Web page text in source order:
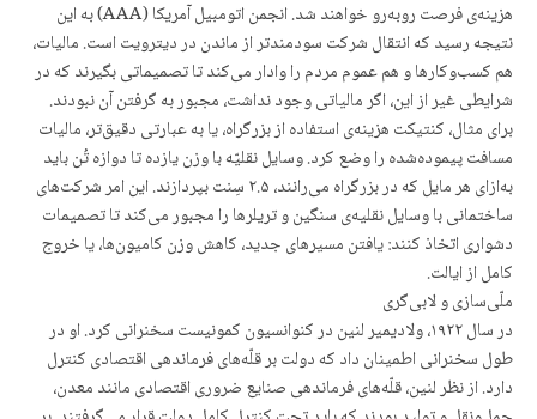
هزینه‌ی فرصت روبه‌رو خواهند شد. انجمن اتومبیل آمریکا (AAA) به این
نتیجه رسید که انتقال شرکت سودمندتر از ماندن در دیترویت است. مالیات،
هم کسب‌وکارها و هم عموم مردم را وادار می‌کند تا تصمیماتی بگیرند که در
شرایطی غیر از این، اگر مالیاتی وجود نداشت، مجبور به گرفتن آن نبودند.
برای مثال، کنتیکت هزینه‌ی استفاده از بزرگراه، یا به عبارتی دقیق‌تر، مالیات
مسافت پیموده‌شده را وضع کرد. وسایل نقلیّه با وزن یازده تا دوازه تُن باید
به‌ازای هر مایل که در بزرگراه می‌رانند، ۲.۵ سِنت بپردازند. این امر شرکت‌های
ساختمانی با وسایل نقلیه‌ی سنگین و تریلرها را مجبور می‌کند تا تصمیمات
دشواری اتخاذ کنند: یافتن مسیرهای جدید، کاهش وزن کامیون‌ها، یا خروج
کامل از ایالت.
ملّی‌سازی و لابی‌گری
در سال ۱۹۲۲، ولادیمیر لنین در کنوانسیون کمونیست سخنرانی کرد. او در
طول سخنرانی اطمینان داد که دولت بر قلّه‌های فرماندهی اقتصادی کنترل
دارد. از نظر لنین، قلّه‌های فرماندهی صنایع ضروری اقتصادی مانند معدن،